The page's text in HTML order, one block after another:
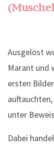
Ausgelöst
Marant und
ersten
unter
Dabei